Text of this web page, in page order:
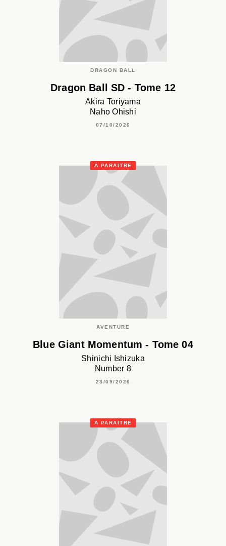
DRAGON BALL
Dragon Ball SD - Tome 12
Akira Toriyama
Naho Ohishi
07/10/2026
À PARAÎTRE
AVENTURE
Blue Giant Momentum - Tome 04
Shinichi Ishizuka
Number 8
23/09/2026
À PARAÎTRE